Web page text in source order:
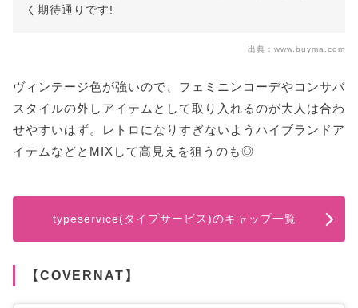
く期待通りです!
出典： www.buyma.com
ヴィンテージ色が強いので、フェミニンコーデやコンサバ
スタイルの外しアイテムとして取り入れるのが大人は合わ
せやすいはず。レトロになりすぎないようハイブランドア
イテムなどとMIXして高見えを狙うのも◎
typeservice(タイプサービス)のキャップ一覧
【COVERNAT】